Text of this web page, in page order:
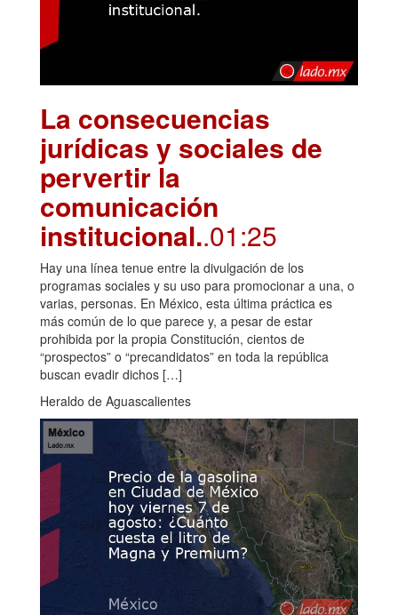
La consecuencias
jurídicas y sociales de
pervertir la
comunicación
institucional..01:25
Hay una línea tenue entre la divulgación de los
programas sociales y su uso para promocionar a una, o
varias, personas. En México, esta última práctica es
más común de lo que parece y, a pesar de estar
prohibida por la propia Constitución, cientos de
“prospectos” o “precandidatos” en toda la república
buscan evadir dichos […]
Heraldo de Aguascalientes